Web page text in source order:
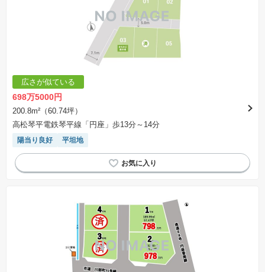
広さが似ている
698万5000円
200.8m²（60.74坪）
高松琴平電鉄琴平線「円座」歩13分～14分
陽当り良好 平坦地